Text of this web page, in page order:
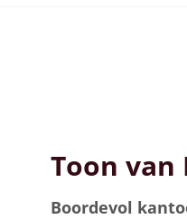
Toon
Boordevol